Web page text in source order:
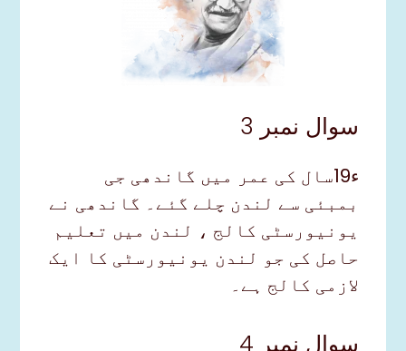
سوال نمبر 3
ء19سال کی عمر میں گاندھی جی
بمبئی سے لندن چلے گئے۔ گاندھی نے
یونیورسٹی کالج ، لندن میں تعلیم
حاصل کی جو لندن یونیورسٹی کا ایک
لازمی کالج ہے۔
سوال نمبر 4